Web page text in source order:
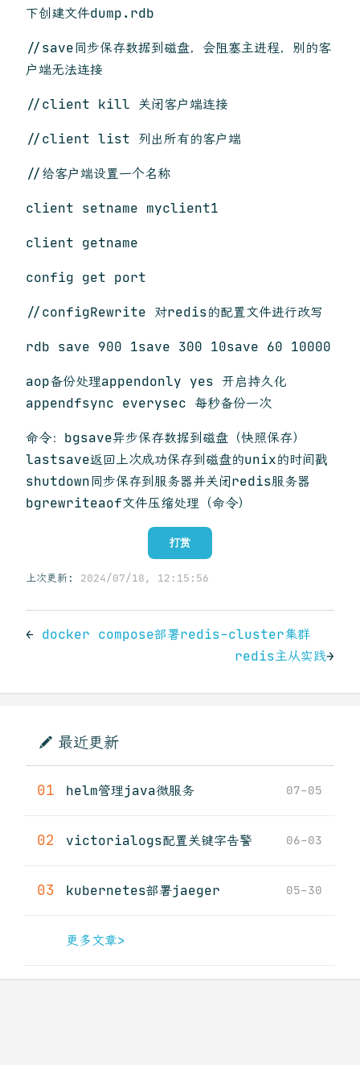
下创建文件dump.rdb
//save同步保存数据到磁盘，会阻塞主进程，别的客
户端无法连接
//client kill 关闭客户端连接
//client list 列出所有的客户端
//给客户端设置一个名称
client setname myclient1
client getname
config get port
//configRewrite 对redis的配置文件进行改写
rdb save 900 1save 300 10save 60 10000
aop备份处理appendonly yes 开启持久化
appendfsync everysec 每秒备份一次
命令：bgsave异步保存数据到磁盘（快照保存）
lastsave返回上次成功保存到磁盘的unix的时间戳
shutdown同步保存到服务器并关闭redis服务器
bgrewriteaof文件压缩处理（命令）
打赏
上次更新: 2024/07/18, 12:15:56
← docker compose部署redis-cluster集群
redis主从实践→
最近更新
01 helm管理java微服务 07-05
02 victorialogs配置关键字告警 06-03
03 kubernetes部署jaeger 05-30
更多文章>